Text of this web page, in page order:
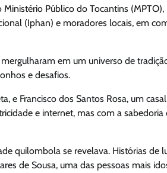
Público do Tocantins
(Iphan) e moradores locais, em
em um universo de
e desafios.
e Francisco dos Santos Rosa, um
e internet, mas com a
quilombola se revelava. Histórias de
de Sousa, uma das pessoas mais